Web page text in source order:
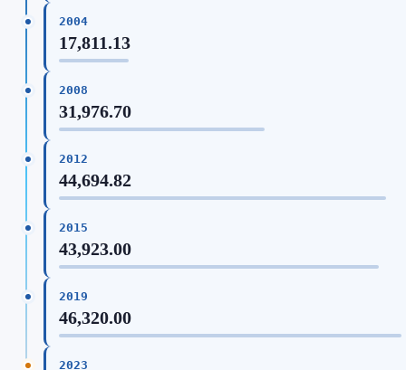
2004
17,811.13
2008
31,976.70
2012
44,694.82
2015
43,923.00
2019
46,320.00
2023